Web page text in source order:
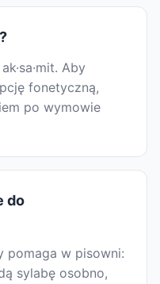
Aby
fonetyczną,
po wymowie
do
pomaga w pisowni:
sylabę osobno,